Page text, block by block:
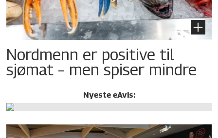
Nordmenn er positive til
sjømat – men spiser mindre
Nyeste eAvis: